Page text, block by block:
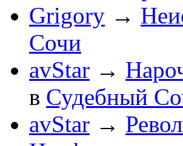
Grigory →
Сочи
avStar →
в Судебный
avStar →